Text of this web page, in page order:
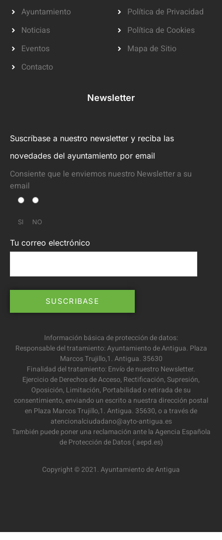
Ayuntamiento
Noticias
Eventos
Contacto
Política de Privacidad
Política de Cookies
Mapa de Sitio
Newsletter
Suscríbase a nuestro newsletter y reciba las
novedades del ayuntamiento por email
Consiente que le enviemos nuestro Newsletter a su
email
SI NO
Tu correo electrónico
Información básica de protección de datos:
Responsable del tratamiento: Ayuntamiento de Antigua. Plaza
Marcos Trujillo,1. Antigua. 35630
Finalidad del tratamiento: Envío de nuestro Newsletter.
Ejercicio de Derechos de Acceso, Rectificación, Supresión,
Oposición, Limitación, Portabilidad o retirada de su
consentimiento, enviando un escrito a nuestra dirección postal
en Plaza Marcos Trujillo,1. Antigua. 35630, o a través de
atencionalciudadano@ayto-antigua.es
También puede poner una reclamación ante la Agencia Española
de Protección de Datos ( aepd.es)
Copyright © 2021. Ayuntamiento de Antigua